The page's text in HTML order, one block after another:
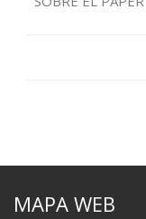
MAPA WEB